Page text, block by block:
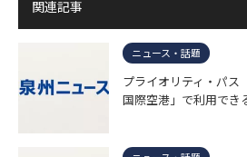
関連記事
ニュース・話題
プライオリティ・パ
国際空港」で利用で